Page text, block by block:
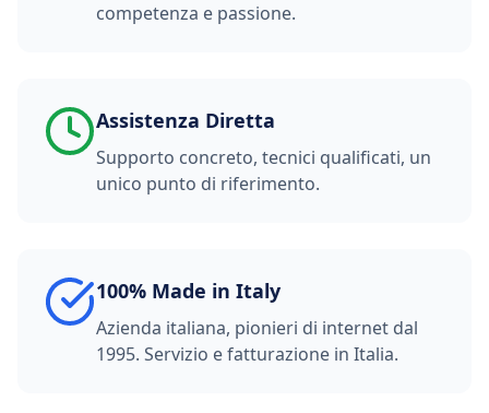
competenza e passione.
Assistenza Diretta
Supporto concreto, tecnici qualificati, un
unico punto di riferimento.
100% Made in Italy
Azienda italiana, pionieri di internet dal
1995. Servizio e fatturazione in Italia.